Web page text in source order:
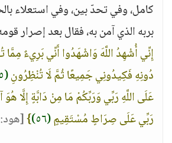
كامل، وفي تحدّ بين، وفي استعلاء
بربه الذي آمن به، فقال بعد إصرار
إِنِّي أُشْهِدُ اللَّهَ وَاشْهَدُوا أَنِّي بَرِيءٌ
دُونِهِ فَكِيدُونِي جَمِيعًا ثُمَّ لَا تُنْظِرُونِ(٥٥)
عَلَى اللَّهِ رَبِّي وَرَبِّكُمْ مَا مِنْ دَابَّةٍ إِلَّا
رَبِّي عَلَى صِرَاطٍ مُسْتَقِيمٍ(٥٦) }[هود: ٥٤ - ٥٦]